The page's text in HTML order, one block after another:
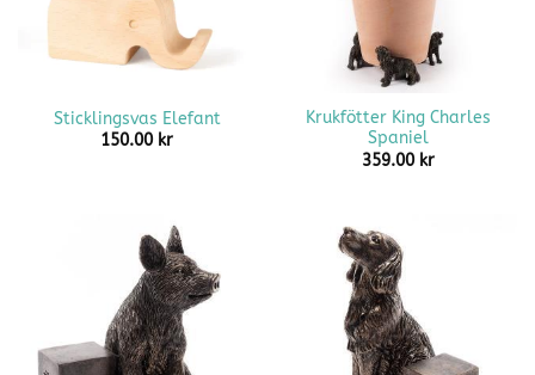
Sticklingsvas Elefant
150.00 kr
Krukfötter King Charles
Spaniel
359.00 kr